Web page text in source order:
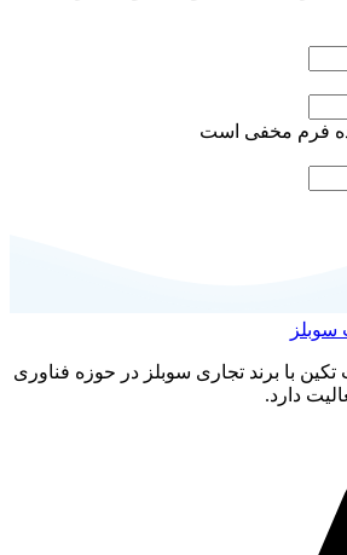
فرم مخفی است
با برند تجاری سوبلز در حوزه فناوری
دارد.